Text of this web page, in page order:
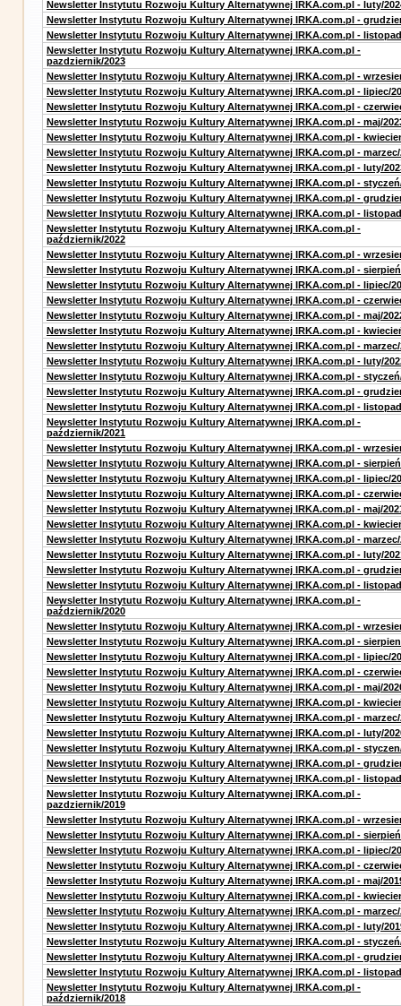
Newsletter Instytutu Rozwoju Kultury Alternatywnej IRKA.com.pl - luty/
Newsletter Instytutu Rozwoju Kultury Alternatywnej IRKA.com.pl -
Newsletter Instytutu Rozwoju Kultury Alternatywnej IRKA.com.pl -
Newsletter Instytutu Rozwoju Kultury Alternatywnej IRKA.com.pl -
pazdziernik/2023
Newsletter Instytutu Rozwoju Kultury Alternatywnej IRKA.com.pl -
Newsletter Instytutu Rozwoju Kultury Alternatywnej IRKA.com.pl - lipiec/
Newsletter Instytutu Rozwoju Kultury Alternatywnej IRKA.com.pl -
Newsletter Instytutu Rozwoju Kultury Alternatywnej IRKA.com.pl - maj/
Newsletter Instytutu Rozwoju Kultury Alternatywnej IRKA.com.pl -
Newsletter Instytutu Rozwoju Kultury Alternatywnej IRKA.com.pl - marzec/
Newsletter Instytutu Rozwoju Kultury Alternatywnej IRKA.com.pl - luty/
Newsletter Instytutu Rozwoju Kultury Alternatywnej IRKA.com.pl -
Newsletter Instytutu Rozwoju Kultury Alternatywnej IRKA.com.pl -
Newsletter Instytutu Rozwoju Kultury Alternatywnej IRKA.com.pl -
Newsletter Instytutu Rozwoju Kultury Alternatywnej IRKA.com.pl -
październik/2022
Newsletter Instytutu Rozwoju Kultury Alternatywnej IRKA.com.pl -
Newsletter Instytutu Rozwoju Kultury Alternatywnej IRKA.com.pl -
Newsletter Instytutu Rozwoju Kultury Alternatywnej IRKA.com.pl - lipiec/
Newsletter Instytutu Rozwoju Kultury Alternatywnej IRKA.com.pl -
Newsletter Instytutu Rozwoju Kultury Alternatywnej IRKA.com.pl - maj/
Newsletter Instytutu Rozwoju Kultury Alternatywnej IRKA.com.pl -
Newsletter Instytutu Rozwoju Kultury Alternatywnej IRKA.com.pl - marzec/
Newsletter Instytutu Rozwoju Kultury Alternatywnej IRKA.com.pl - luty/
Newsletter Instytutu Rozwoju Kultury Alternatywnej IRKA.com.pl -
Newsletter Instytutu Rozwoju Kultury Alternatywnej IRKA.com.pl -
Newsletter Instytutu Rozwoju Kultury Alternatywnej IRKA.com.pl -
Newsletter Instytutu Rozwoju Kultury Alternatywnej IRKA.com.pl -
październik/2021
Newsletter Instytutu Rozwoju Kultury Alternatywnej IRKA.com.pl -
Newsletter Instytutu Rozwoju Kultury Alternatywnej IRKA.com.pl -
Newsletter Instytutu Rozwoju Kultury Alternatywnej IRKA.com.pl - lipiec/
Newsletter Instytutu Rozwoju Kultury Alternatywnej IRKA.com.pl -
Newsletter Instytutu Rozwoju Kultury Alternatywnej IRKA.com.pl - maj/
Newsletter Instytutu Rozwoju Kultury Alternatywnej IRKA.com.pl -
Newsletter Instytutu Rozwoju Kultury Alternatywnej IRKA.com.pl - marzec/
Newsletter Instytutu Rozwoju Kultury Alternatywnej IRKA.com.pl - luty/
Newsletter Instytutu Rozwoju Kultury Alternatywnej IRKA.com.pl -
Newsletter Instytutu Rozwoju Kultury Alternatywnej IRKA.com.pl -
Newsletter Instytutu Rozwoju Kultury Alternatywnej IRKA.com.pl -
październik/2020
Newsletter Instytutu Rozwoju Kultury Alternatywnej IRKA.com.pl -
Newsletter Instytutu Rozwoju Kultury Alternatywnej IRKA.com.pl -
Newsletter Instytutu Rozwoju Kultury Alternatywnej IRKA.com.pl - lipiec/
Newsletter Instytutu Rozwoju Kultury Alternatywnej IRKA.com.pl -
Newsletter Instytutu Rozwoju Kultury Alternatywnej IRKA.com.pl - maj/
Newsletter Instytutu Rozwoju Kultury Alternatywnej IRKA.com.pl -
Newsletter Instytutu Rozwoju Kultury Alternatywnej IRKA.com.pl - marzec/
Newsletter Instytutu Rozwoju Kultury Alternatywnej IRKA.com.pl - luty/
Newsletter Instytutu Rozwoju Kultury Alternatywnej IRKA.com.pl -
Newsletter Instytutu Rozwoju Kultury Alternatywnej IRKA.com.pl -
Newsletter Instytutu Rozwoju Kultury Alternatywnej IRKA.com.pl -
Newsletter Instytutu Rozwoju Kultury Alternatywnej IRKA.com.pl -
pazdziernik/2019
Newsletter Instytutu Rozwoju Kultury Alternatywnej IRKA.com.pl -
Newsletter Instytutu Rozwoju Kultury Alternatywnej IRKA.com.pl -
Newsletter Instytutu Rozwoju Kultury Alternatywnej IRKA.com.pl - lipiec/
Newsletter Instytutu Rozwoju Kultury Alternatywnej IRKA.com.pl -
Newsletter Instytutu Rozwoju Kultury Alternatywnej IRKA.com.pl - maj/
Newsletter Instytutu Rozwoju Kultury Alternatywnej IRKA.com.pl -
Newsletter Instytutu Rozwoju Kultury Alternatywnej IRKA.com.pl - marzec/
Newsletter Instytutu Rozwoju Kultury Alternatywnej IRKA.com.pl - luty/
Newsletter Instytutu Rozwoju Kultury Alternatywnej IRKA.com.pl -
Newsletter Instytutu Rozwoju Kultury Alternatywnej IRKA.com.pl -
Newsletter Instytutu Rozwoju Kultury Alternatywnej IRKA.com.pl -
Newsletter Instytutu Rozwoju Kultury Alternatywnej IRKA.com.pl -
październik/2018